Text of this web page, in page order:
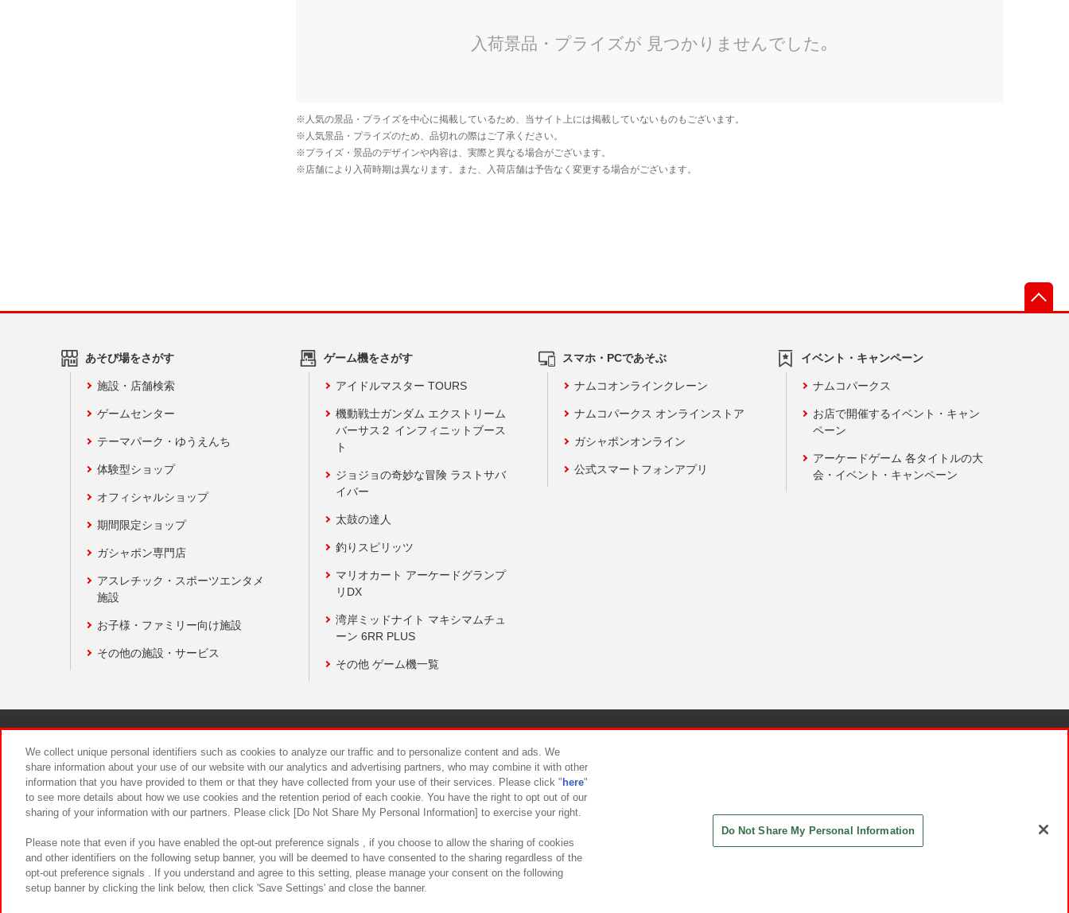
あそび場をさがす
施設・店舗検索
ゲームセンター
テーマパーク・ゆうえんち
体験型ショップ
オフィシャルショップ
期間限定ショップ
ガシャポン専門店
アスレチック・スポーツエンタメ
施設
お子様・ファミリー向け施設
その他の施設・サービス
ゲーム機をさがす
アイドルマスター TOURS
機動戦士ガンダム エクストリーム
バーサス２ インフィニットブース
ト
ジョジョの奇妙な冒険 ラストサバ
イバー
太鼓の達人
釣りスピリッツ
マリオカート アーケードグランプ
リDX
湾岸ミッドナイト マキシマムチュ
ーン 6RR PLUS
その他 ゲーム機一覧
スマホ・PCであそぶ
ナムコオンラインクレーン
ナムコパークス オンラインストア
ガシャポンオンライン
公式スマートフォンアプリ
イベント・キャンペーン
ナムコパークス
お店で開催するイベント・キャン
ペーン
アーケードゲーム 各タイトルの大
会・イベント・キャンペーン
食品のご提供について カスタマーハラスメント対応方針
We collect unique personal identifiers such as cookies to analyze our traffic and to personalize content and ads. We
share information about your use of our website with our analytics and advertising partners, who may combine it with other
information that you have provided to them or that they have collected from your use of their services. Please click " here"
to see more details about how we use cookies and the retention period of each cookie. You have the right to opt out of our
sharing of your information with our partners. Please click [Do Not Share My Personal Information] to exercise your right.
Please note that even if you have enabled the opt-out preference signals , if you choose to allow the sharing of cookies
and other identifiers on the following setup banner, you will be deemed to have consented to the sharing regardless of the
opt-out preference signals . If you understand and agree to this setting, please manage your consent on the following
setup banner by clicking the link below, then click 'Save Settings' and close the banner.
Do Not Share My Personal Information